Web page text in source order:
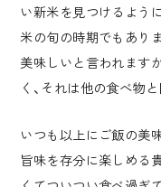
い新米を見つけるよう
米の旬の時期でもあり
美味しいと言われます
く、それは他の食べ物
いつも以上にご飯の美
旨味を存分に楽しめる